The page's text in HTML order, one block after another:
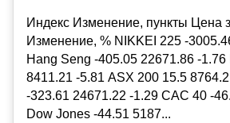
Индекс Изменение, пункты Цена
Изменение, % NIKKEI 225 -
Hang Seng -405.05 22671.86 -
8411.21 -5.81 ASX 200 15.5
-323.61 24671.22 -1.29 CAC 40 -
Dow Jones -44.51 5187...